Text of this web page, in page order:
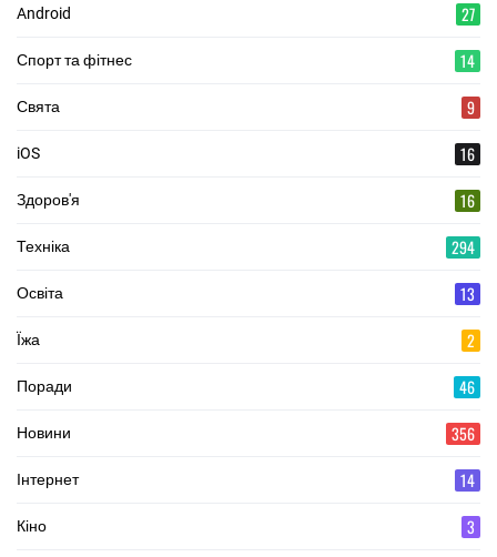
Android 27
Спорт та фітнес 14
Свята 9
iOS 16
Здоров'я 16
Техніка 294
Освіта 13
Їжа 2
Поради 46
Новини 356
Інтернет 14
Кіно 3